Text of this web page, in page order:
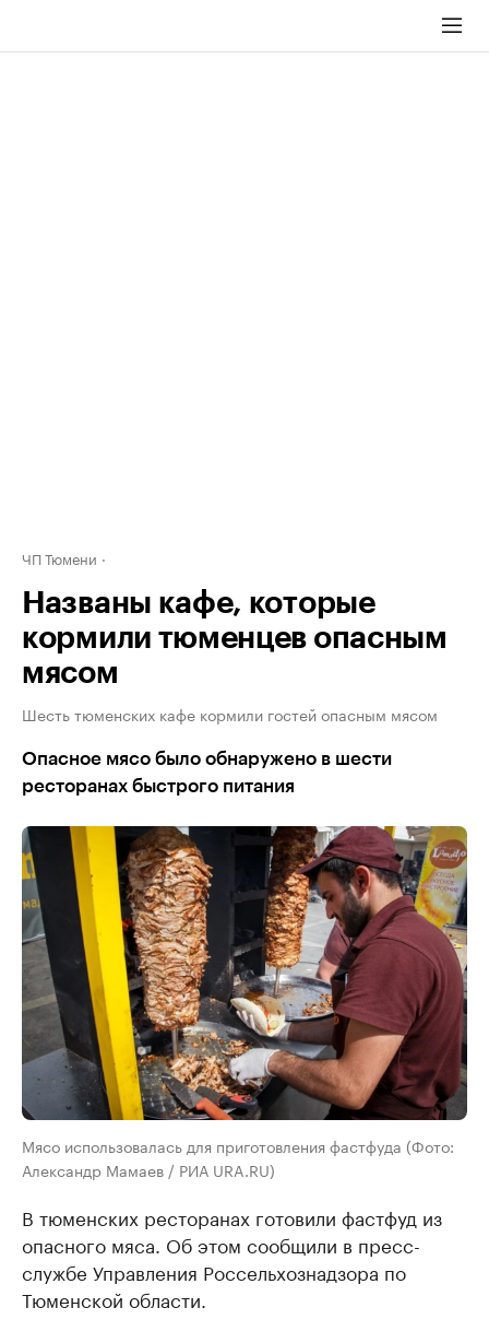
ЧП Тюмени
Названы кафе, которые
кормили тюменцев опасным
мясом
Шесть тюменских кафе кормили гостей опасным мясом
Опасное мясо было обнаружено в шести
ресторанах быстрого питания
Мясо использовалась для приготовления фастфуда (Фото:
Александр Мамаев / РИА URA.RU)
В тюменских ресторанах готовили фастфуд из
опасного мяса. Об этом сообщили в пресс-
службе Управления Россельхознадзора по
Тюменской области.